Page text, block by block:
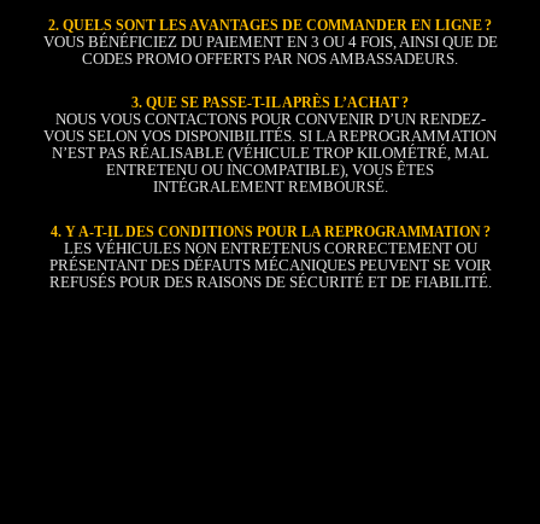
2. QUELS SONT LES AVANTAGES DE COMMANDER EN LIGNE ?
VOUS BÉNÉFICIEZ DU PAIEMENT EN 3 OU 4 FOIS, AINSI QUE DE
CODES PROMO OFFERTS PAR NOS AMBASSADEURS.
3. QUE SE PASSE-T-IL APRÈS L’ACHAT ?
NOUS VOUS CONTACTONS POUR CONVENIR D’UN RENDEZ-
VOUS SELON VOS DISPONIBILITÉS. SI LA REPROGRAMMATION
N’EST PAS RÉALISABLE (VÉHICULE TROP KILOMÉTRÉ, MAL
ENTRETENU OU INCOMPATIBLE), VOUS ÊTES
INTÉGRALEMENT REMBOURSÉ.
4. Y A-T-IL DES CONDITIONS POUR LA REPROGRAMMATION ?
LES VÉHICULES NON ENTRETENUS CORRECTEMENT OU
PRÉSENTANT DES DÉFAUTS MÉCANIQUES PEUVENT SE VOIR
REFUSÉS POUR DES RAISONS DE SÉCURITÉ ET DE FIABILITÉ.